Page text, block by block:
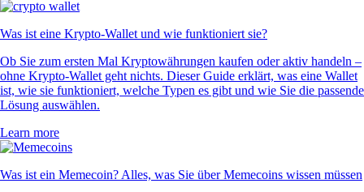
Was ist eine Krypto-Wallet und wie funktioniert sie?
Ob Sie zum ersten Mal Kryptowährungen kaufen oder aktiv handeln –
ohne Krypto-Wallet geht nichts. Dieser Guide erklärt, was eine Wallet
ist, wie sie funktioniert, welche Typen es gibt und wie Sie die passende
Lösung auswählen.
Learn more
Was ist ein Memecoin? Alles, was Sie über Memecoins wissen müssen